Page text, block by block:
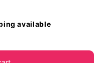
available